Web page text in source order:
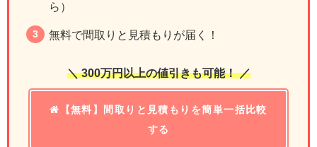
ら）
無料で間取りと見積もりが届く！
＼ 300万円以上の値引きも可能！ ／
【無料】間取りと見積もりを簡単一括比較
する